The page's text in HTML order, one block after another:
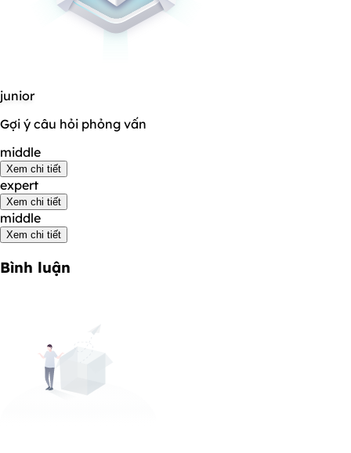
junior
Gợi ý câu hỏi phỏng vấn
middle
Xem chi tiết
expert
Xem chi tiết
middle
Xem chi tiết
Bình luận